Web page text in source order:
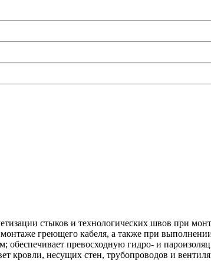
стыков и технологических швов при
греющего кабеля, а также при
превосходную гидро- и
кровли, несущих стен, трубопроводов и